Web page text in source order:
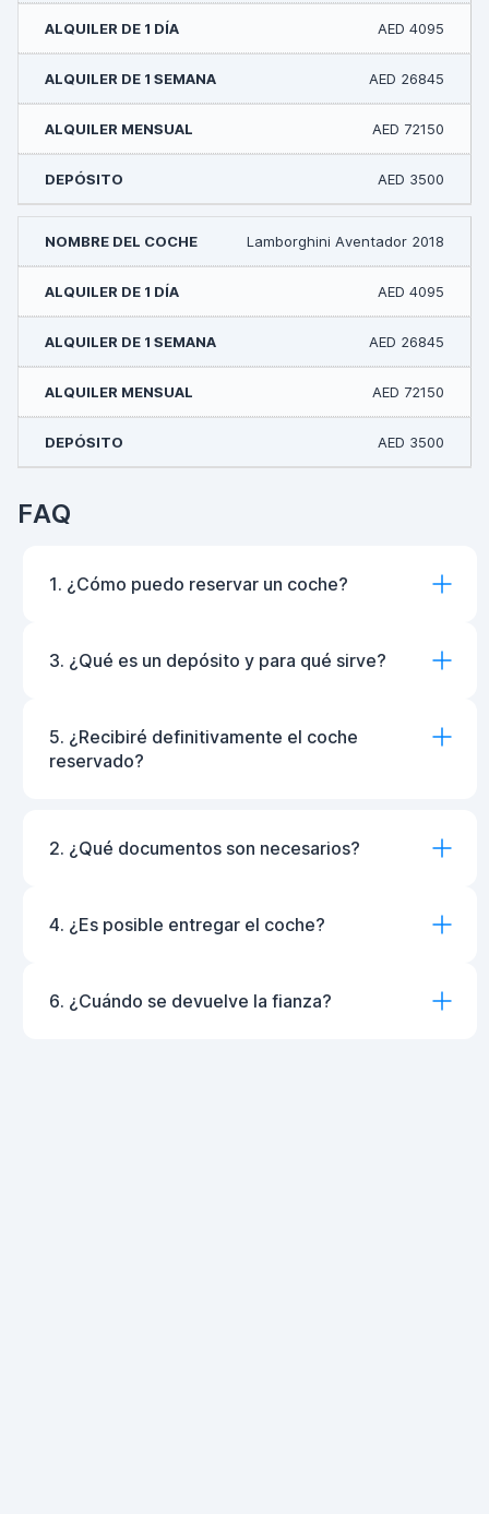
AED 4095
AED 26845
AED 72150
AED 3500
Lamborghini Aventador 2018
AED 4095
AED 26845
AED 72150
AED 3500
FAQ
1. ¿Cómo puedo reservar un coche?
3. ¿Qué es un depósito y para qué sirve?
5. ¿Recibiré definitivamente el coche
reservado?
2. ¿Qué documentos son necesarios?
4. ¿Es posible entregar el coche?
6. ¿Cuándo se devuelve la fianza?